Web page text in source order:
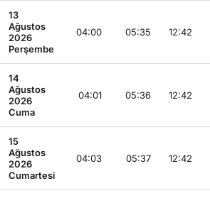
13
Ağustos
2026
Perşembe
04:00 05:35 12:42
14
Ağustos
2026
Cuma
04:01 05:36 12:42
15
Ağustos
2026
Cumartesi
04:03 05:37 12:42